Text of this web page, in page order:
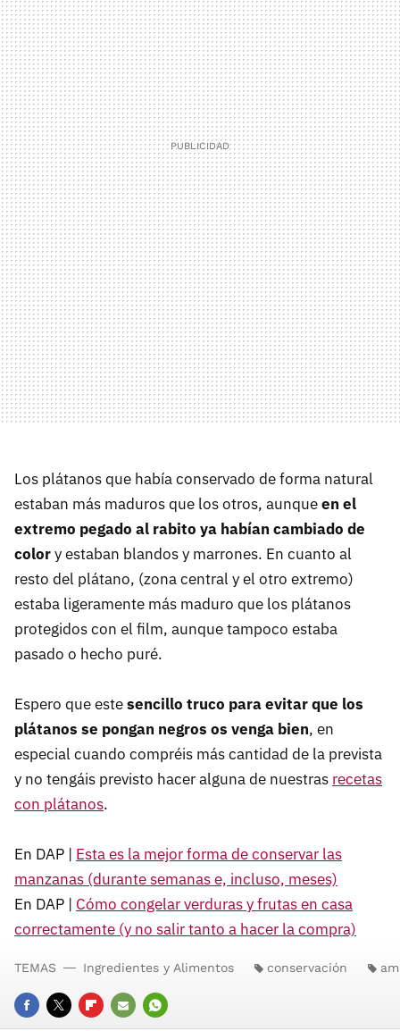
Los plátanos que había conservado de forma natural
estaban más maduros que los otros, aunqueen el
extremo pegado al rabito ya habían cambiado de
colory estaban blandos y marrones. En cuanto al
resto del plátano, (zona central y el otro extremo)
estaba ligeramente más maduro que los plátanos
protegidos con el film, aunque tampoco estaba
pasado o hecho puré.
Espero que estesencillo truco para evitar que los
plátanos se pongan negros os venga bien, en
especial cuando compréis más cantidad de la prevista
y no tengáis previsto hacer alguna de nuestras recetas
con plátanos.
En DAP | Esta es la mejor forma de conservar las
manzanas (durante semanas e, incluso, meses)
En DAP | Cómo congelar verduras y frutas en casa
correctamente (y no salir tanto a hacer la compra)
TEMAS Ingredientes y Alimentos conservación